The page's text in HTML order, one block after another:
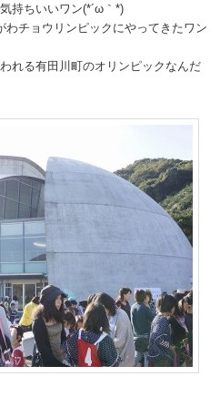
持ちいいワン(*´ω｀*)
わチョウリンピックにやってきたワン
れる有田川町のオリンピックなんだ